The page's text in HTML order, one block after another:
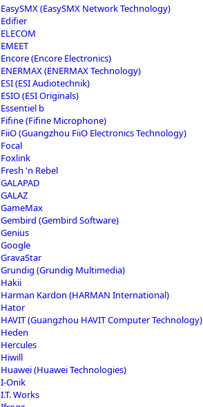
EasySMX (EasySMX Network Technology)
Edifier
ELECOM
EMEET
Encore (Encore Electronics)
ENERMAX (ENERMAX Technology)
ESI (ESI Audiotechnik)
ESIO (ESI Originals)
Essentiel b
Fifine (Fifine Microphone)
FiiO (Guangzhou FiiO Electronics Technology)
Focal
Foxlink
Fresh 'n Rebel
GALAPAD
GALAZ
GameMax
Gembird (Gembird Software)
Genius
Google
GravaStar
Grundig (Grundig Multimedia)
Hakii
Harman Kardon (HARMAN International)
Hator
HAVIT (Guangzhou HAVIT Computer Technology)
Heden
Hercules
Hiwill
Huawei (Huawei Technologies)
I-Onik
I.T. Works